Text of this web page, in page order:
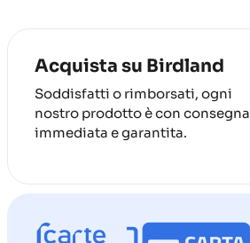
Acquista su Birdland
Soddisfatti o rimborsati, ogni
nostro prodotto è con consegna
immediata e garantita.